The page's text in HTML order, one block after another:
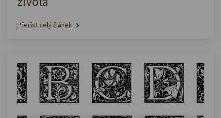
Přečíst celý článek